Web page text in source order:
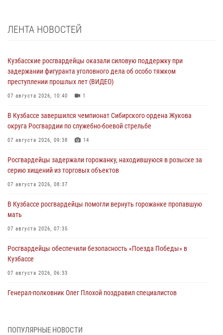
ЛЕНТА НОВОСТЕЙ
Кузбасские росгвардейцы оказали силовую поддержку при
задержании фигуранта уголовного дела об особо тяжком
преступлении прошлых лет (ВИДЕО)
07 августа 2026, 10:40 1
В Кузбассе завершился чемпионат Сибирского ордена Жукова
округа Росгвардии по служебно-боевой стрельбе
07 августа 2026, 09:38 14
Росгвардейцы задержали горожанку, находившуюся в розыске за
серию хищений из торговых объектов
07 августа 2026, 08:37
В Кузбассе росгвардейцы помогли вернуть горожанке пропавшую
мать
07 августа 2026, 07:35
Росгвардейцы обеспечили безопасность «Поезда Победы» в
Кузбассе
07 августа 2026, 06:33
Генерал-полковник Олег Плохой поздравил специалистов
07 августа 2026, 05:32
ПОПУЛЯРНЫЕ НОВОСТИ